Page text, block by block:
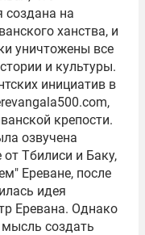
создана на
ханства, и
уничтожены все
и культуры.
инициатив в
крепости.
озвучена
от Тбилиси и Баку,
Ереване, после
идея
Еревана. Однако
мысль создать